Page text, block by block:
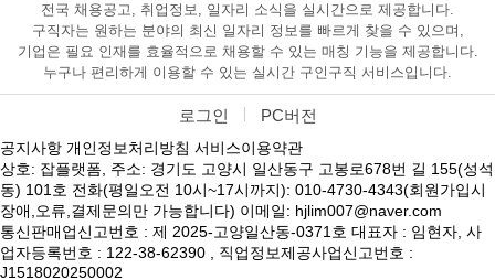
전국 채용공고, 취업정보, 일자리 소식을 실시간으로 제공합니다.
구직자는 원하는 분야의 최신 일자리 정보를 빠르게 찾을 수 있으며,
기업은 필요 인재를 효율적으로 채용할 수 있는 매칭 기능을 제공합니다.
누구나 편리하게 이용할 수 있는 실시간 구인구직 서비스입니다.
로그인 PC버전
공지사항 개인정보처리방침 서비스이용약관
상호: 잡플랫폼, 주소: 경기도 고양시 일산동구 고봉로678번 길 155(성석
동) 101호 전화(평일오전 10시~17시까지): 010-4730-4343(회원가입시
장애,오류,결제문의만 가능합니다) 이메일: hjlim007@naver.com
통신판매업신고번호 : 제 2025-고양일산동-0371호 대표자 : 임현자, 사
업자등록번호 : 122-38-62390 , 직업정보제공사업신고번호 :
J1518020250002